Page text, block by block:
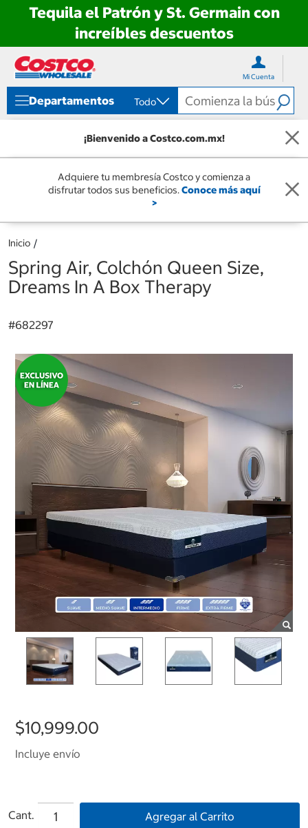
Tequila el Patrón y St. Germain con
increíbles descuentos
directo
contenido
directo
menú
navegación
Mi Cuenta
Departamentos Todo
¡Bienvenido a Costco.com.mx!
Adquiere tu membresía Costco y comienza a
disfrutar todos sus beneficios.Conoce más aquí
>
Inicio
Spring Air, Colchón Queen Size,
Dreams In A Box Therapy
#682297
$10,999.00
Incluye envío
Cant. Agregar al Carrito